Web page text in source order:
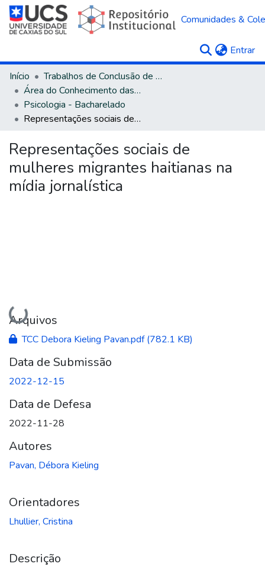
Comunidades &
Entrar
Início
Trabalhos de Conclusão de Curso
Área do Conhecimento das Ciências Humanas
Psicologia - Bacharelado
Representações sociais de mulheres migrantes haitianas na mídia jornalística
Representações sociais de
mulheres migrantes haitianas na
mídia jornalística
Carregando...
Arquivos
TCC Debora Kieling Pavan.pdf(782.1 KB)
Data de Submissão
2022-12-15
Data de Defesa
2022-11-28
Autores
Pavan, Débora Kieling
Orientadores
Lhullier, Cristina
Descrição